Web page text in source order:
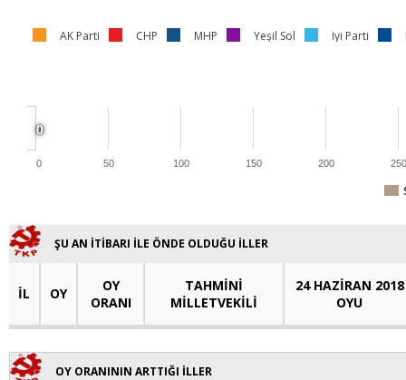
AK Parti CHP MHP Yeşil Sol İyi Parti
0
0 50 100 150 200 250
ŞU AN İTİBARI İLE ÖNDE OLDUĞU İLLER
İL OY
OY
ORANI
TAHMİNİ
MİLLETVEKİLİ
24 HAZİRAN 2018
OYU
OY ORANININ ARTTIĞI İLLER